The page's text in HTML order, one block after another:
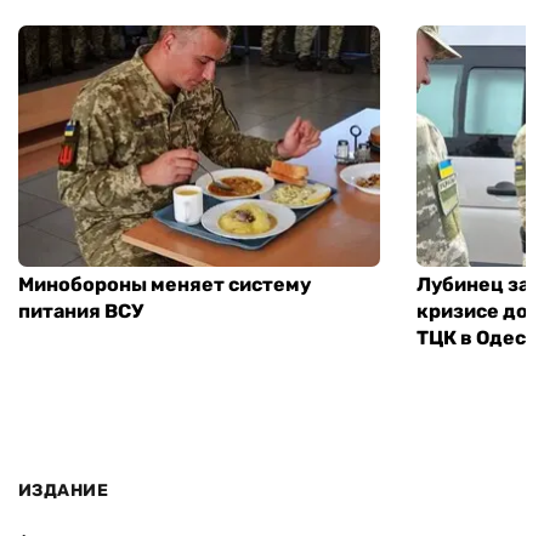
Минобороны меняет систему
питания ВСУ
Лубинец
кризисе
ТЦК в
ИЗДАНИЕ